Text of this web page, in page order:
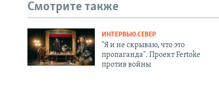
Смотрите также
ИНТЕРВЬЮ.СЕВЕР
"Я и не скрываю, что это
пропаганда". Проект Fertoke
против войны